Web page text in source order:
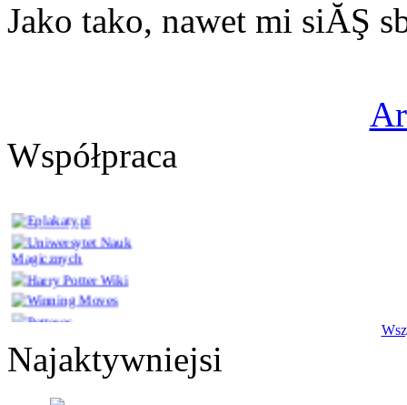
Jako tako, nawet mi siĂŞ
Współpraca
Najaktywniejsi